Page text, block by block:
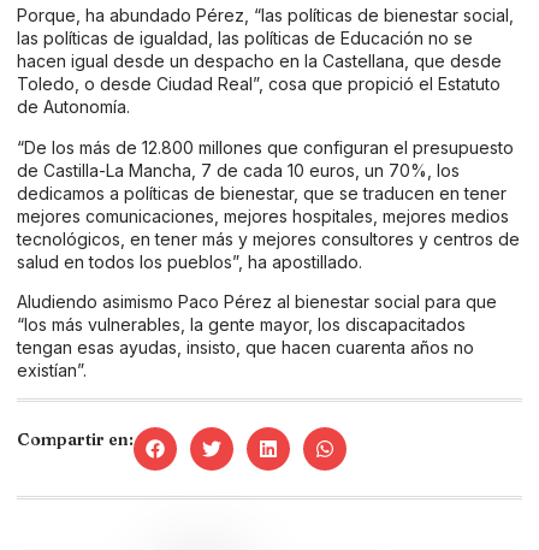
Porque, ha abundado Pérez, “las políticas de bienestar social,
las políticas de igualdad, las políticas de Educación no se
hacen igual desde un despacho en la Castellana, que desde
Toledo, o desde Ciudad Real”, cosa que propició el Estatuto
de Autonomía.
“De los más de 12.800 millones que configuran el presupuesto
de Castilla-La Mancha, 7 de cada 10 euros, un 70%, los
dedicamos a políticas de bienestar, que se traducen en tener
mejores comunicaciones, mejores hospitales, mejores medios
tecnológicos, en tener más y mejores consultores y centros de
salud en todos los pueblos”, ha apostillado.
Aludiendo asimismo Paco Pérez al bienestar social para que
“los más vulnerables, la gente mayor, los discapacitados
tengan esas ayudas, insisto, que hacen cuarenta años no
existían”.
Compartir en: